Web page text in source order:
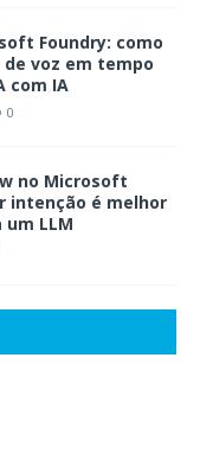
Foundry: como
voz em tempo
com IA
0
no Microsoft
intenção é melhor
LLM